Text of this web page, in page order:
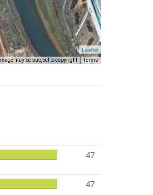
Leaflet
Image may be subject to copyright Terms
47
47